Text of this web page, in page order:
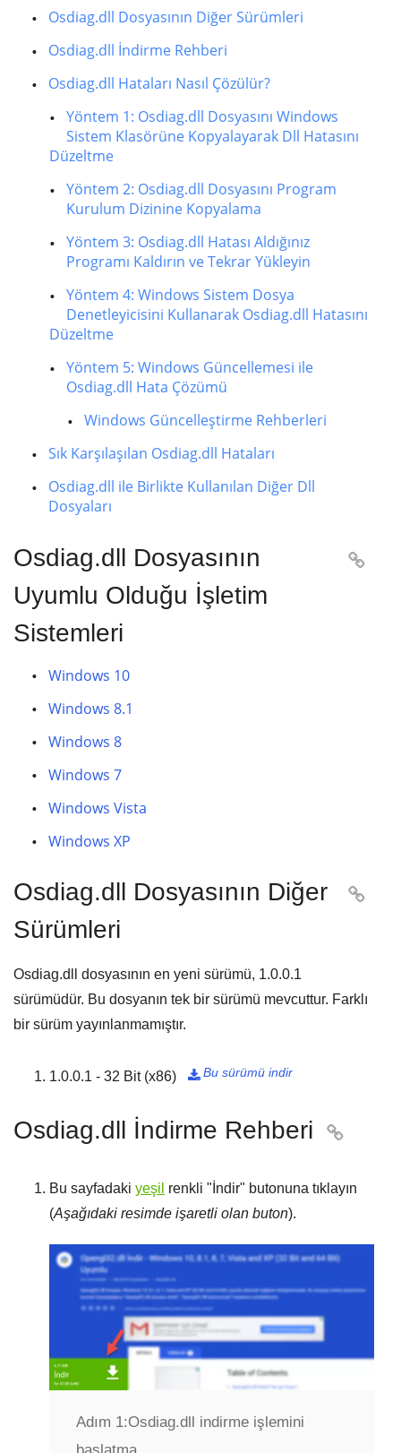
Osdiag.dll Dosyasının Diğer Sürümleri
Osdiag.dll İndirme Rehberi
Osdiag.dll Hataları Nasıl Çözülür?
Yöntem 1: Osdiag.dll Dosyasını Windows
Sistem Klasörüne Kopyalayarak Dll Hatasını
Düzeltme
Yöntem 2: Osdiag.dll Dosyasını Program
Kurulum Dizinine Kopyalama
Yöntem 3: Osdiag.dll Hatası Aldığınız
Programı Kaldırın ve Tekrar Yükleyin
Yöntem 4: Windows Sistem Dosya
Denetleyicisini Kullanarak Osdiag.dll Hatasını
Düzeltme
Yöntem 5: Windows Güncellemesi ile
Osdiag.dll Hata Çözümü
Windows Güncelleştirme Rehberleri
Sık Karşılaşılan Osdiag.dll Hataları
Osdiag.dll ile Birlikte Kullanılan Diğer Dll
Dosyaları
Osdiag.dll Dosyasının
Uyumlu Olduğu İşletim
Sistemleri

Windows 10
Windows 8.1
Windows 8
Windows 7
Windows Vista
Windows XP
Osdiag.dll Dosyasının Diğer
Sürümleri

Osdiag.dll dosyasının en yeni sürümü, 1.0.0.1
sürümüdür. Bu dosyanın tek bir sürümü mevcuttur. Farklı
bir sürüm yayınlanmamıştır.
1.0.0.1 - 32 Bit (x86) Bu sürümü indir

Osdiag.dll İndirme Rehberi 
Bu sayfadaki yeşil renkli " İndir" butonuna tıklayın
(Aşağıdaki resimde işaretli olan buton).
Adım 1:Osdiag.dll indirme işlemini